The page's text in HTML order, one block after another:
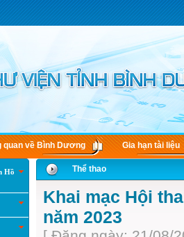
quan về Bình Dương Gia hạn tài liệu
Hồ
Thể thao
Khai mạc Hội
năm 2023